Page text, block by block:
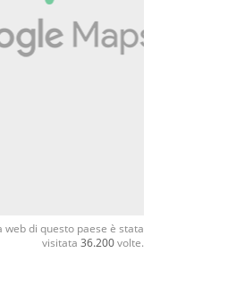
web di questo paese è stata
visitata 36.200volte.